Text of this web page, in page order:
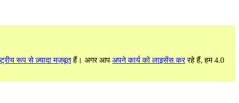
रूप से ज़्यादा मज़बूतहैं। अगर आप अपने कार्य को लाइसेंस कररहे हैं, हम 4.0